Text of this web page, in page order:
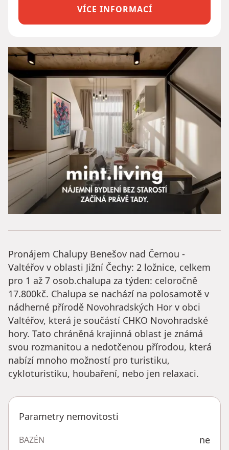
VÍCE INFORMACÍ
Pronájem Chalupy Benešov nad Černou -
Valtéřov v oblasti Jižní Čechy: 2 ložnice, celkem
pro 1 až 7 osob.chalupa za týden: celoročně
17.800kč. Chalupa se nachází na polosamotě v
nádherné přírodě Novohradských Hor v obci
Valtéřov, která je součástí CHKO Novohradské
hory. Tato chráněná krajinná oblast je známá
svou rozmanitou a nedotčenou přírodou, která
nabízí mnoho možností pro turistiku,
cykloturistiku, houbaření, nebo jen relaxaci.
Parametry nemovitosti
BAZÉN ne